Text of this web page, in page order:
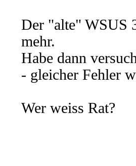
Der "alte" WSUS
mehr.
Habe dann
- gleicher Fehler
Wer weiss Rat?